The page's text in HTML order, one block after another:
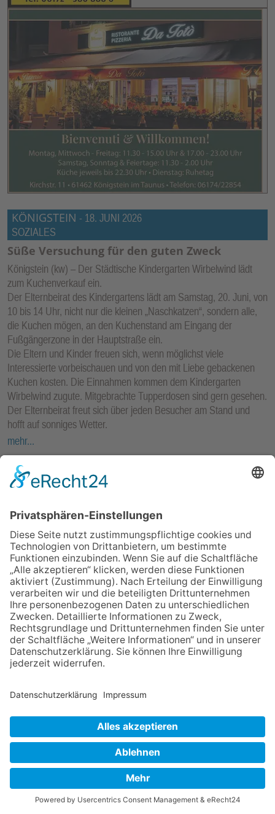
KÖNIGSTEIN - 18. JUNI 2026
SOZIALES
Süße Versuchung für den guten Zweck
Königstein (kw) – Der Städtische Kindergarten Wirbelwind lädt
zum Kuchenverkauf ein.
Der Elternbeirat des Kindergartens lädt am Samstag, 20. Juni, von
10 bis 14 Uhr, nicht nur die kleinen „Naschkatzen“, sondern alle,
die Kuchen mögen, an den Kuchenstand am Eingang der
Fußgängerzone in der Hauptstraße ein.
Die Eltern und Kinder freuen sich, wenn möglichst viele
Interessierte vorbeischauen und von den mit Liebe gebackenen
Kuchen kosten. Die Einnahmen kommen dem Kindergarten
Wirbelwind zugute. Mitgebrachte Tupperdosen sind gern gesehen.
Der Elternbeirat freut sich über jeden Besucher am Stand und
hofft auf sonniges Wetter.
mehr...
KÖNIGSTEIN - 18. JUNI 2026
SOZIALES
Stiftung Wermelskirchen
die Kreisau AG der Altkönigschule eine internationale
Jugendbegegnung im heute polnischen Kreisau, an der
jedes Jahr über 40 Schülerinnen und Schüler aus Gran
Canaria, Polen, Tschechien und Kronberg teilnehmen. Auf
dem ehemaligen Gut der Familie Moltke, das in den Jahren
1942 und 1943 mehrfach Tagungsort der später als Kreisauer
Kreis benannten Widerstandsgruppe gegen den